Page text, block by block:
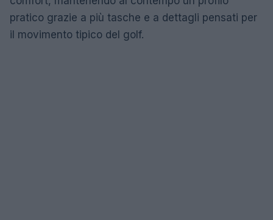
pratico grazie a più tasche e a dettagli pensati per
il movimento tipico del golf.